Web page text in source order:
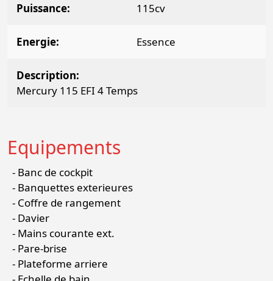
Puissance 115cv
Energie Essence
Description
Mercury 115 EFI 4 Temps
Equipements
Banc de cockpit
Banquettes exterieures
Coffre de rangement
Davier
Mains courante ext.
Pare-brise
Plateforme arriere